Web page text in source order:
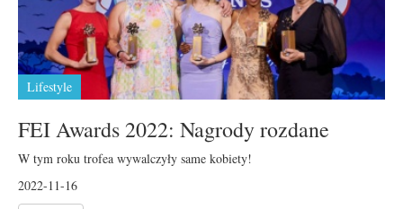
Lifestyle
FEI Awards 2022: Nagrody rozdane
W tym roku trofea wywalczyły same kobiety!
2022-11-16